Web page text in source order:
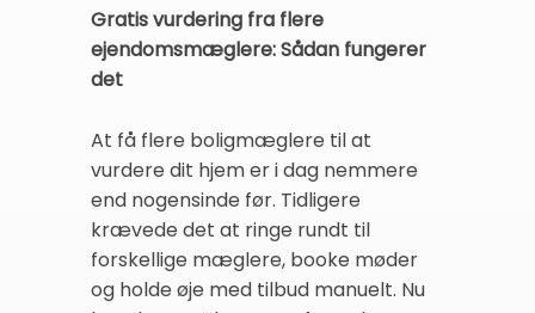
Gratis vurdering fra flere
ejendomsmæglere: Sådan fungerer
det
At få flere boligmæglere til at
vurdere dit hjem er i dag nemmere
end nogensinde før. Tidligere
krævede det at ringe rundt til
forskellige mæglere, booke møder
og holde øje med tilbud manuelt. Nu